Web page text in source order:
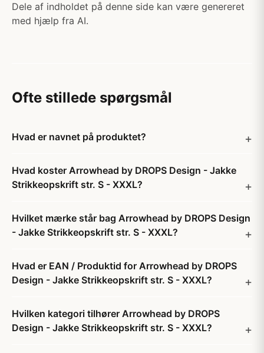
Dele af indholdet på denne side kan være genereret
med hjælp fra AI.
Ofte stillede spørgsmål
Hvad er navnet på produktet?
Hvad koster Arrowhead by DROPS Design - Jakke
Strikkeopskrift str. S - XXXL?
Hvilket mærke står bag Arrowhead by DROPS Design
- Jakke Strikkeopskrift str. S - XXXL?
Hvad er EAN / Produktid for Arrowhead by DROPS
Design - Jakke Strikkeopskrift str. S - XXXL?
Hvilken kategori tilhører Arrowhead by DROPS
Design - Jakke Strikkeopskrift str. S - XXXL?